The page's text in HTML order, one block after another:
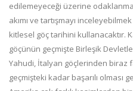
edilemeyeceği üzerine
akımı ve tartışmayı
kitlesel göç tarihini kullanacaktır.
göçünün geçmişte Birleşik
Yahudi, İtalyan göçlerinden biraz
geçmişteki kadar başarılı olması